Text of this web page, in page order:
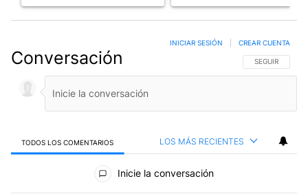
Conversación SIGA ESTA
SEGUIR
INICIAR SESIÓN CREAR CUENTA
TODOS LOS COMENTARIOS LOS MÁS RECIENTES
Todos los comentarios
Inicie la conversación